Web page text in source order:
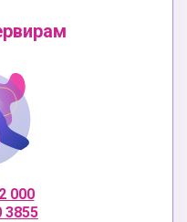
000
3855